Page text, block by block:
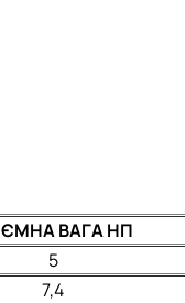
ВАГАНП
5
7,4